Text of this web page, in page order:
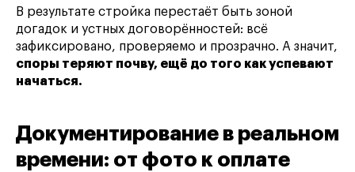
В результате стройка перестаёт быть зоной
догадок и устных договорённостей: всё
зафиксировано, проверяемо и прозрачно. А значит,
споры теряют почву, ещё до того как успевают
начаться.
Документирование в реальном
времени: от фото к оплате